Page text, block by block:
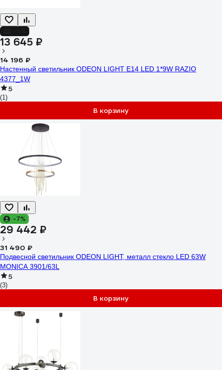
13 645 ₽
14 196 ₽
Настенный светильник ODEON LIGHT E14 LED 1*9W RAZIO
4377_1W
5
(1)
В корзину
-7%
29 442 ₽
31 490 ₽
Подвесной светильник ODEON LIGHT, металл стекло LED 63W
MONICA 3901/63L
5
(3)
В корзину